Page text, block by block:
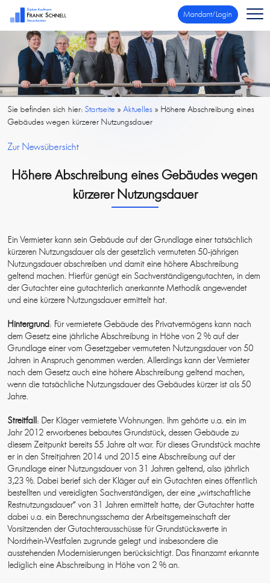
Mandant/Login
Sie befinden sich hier:Startseite »Aktuelles »Höhere Abschreibung eines
Gebäudes wegen kürzerer Nutzungsdauer
Zur Newsübersicht
Höhere Abschreibung eines Gebäudes wegen
kürzerer Nutzungsdauer
Ein Vermieter kann sein Gebäude auf der Grundlage einer tatsächlich
kürzeren Nutzungsdauer als der gesetzlich vermuteten 50-jährigen
Nutzungsdauer abschreiben und damit eine höhere Abschreibung
geltend machen. Hierfür genügt ein Sachverständigengutachten, in dem
der Gutachter eine gutachterlich anerkannte Methodik angewendet
und eine kürzere Nutzungsdauer ermittelt hat.
Hintergrund: Für vermietete Gebäude des Privatvermögens kann nach
dem Gesetz eine jährliche Abschreibung in Höhe von 2 % auf der
Grundlage einer vom Gesetzgeber vermuteten Nutzungsdauer von 50
Jahren in Anspruch genommen werden. Allerdings kann der Vermieter
nach dem Gesetz auch eine höhere Abschreibung geltend machen,
wenn die tatsächliche Nutzungsdauer des Gebäudes kürzer ist als 50
Jahre.
Streitfall : Der Kläger vermietete Wohnungen. Ihm gehörte u.a. ein im
Jahr 2012 erworbenes bebautes Grundstück, dessen Gebäude zu
diesem Zeitpunkt bereits 55 Jahre alt war. Für dieses Grundstück machte
er in den Streitjahren 2014 und 2015 eine Abschreibung auf der
Grundlage einer Nutzungsdauer von 31 Jahren geltend, also jährlich
3,23 %. Dabei berief sich der Kläger auf ein Gutachten eines öffentlich
bestellten und vereidigten Sachverständigen, der eine „wirtschaftliche
Restnutzungsdauer“ von 31 Jahren ermittelt hatte; der Gutachter hatte
dabei u.a. ein Berechnungsschema der Arbeitsgemeinschaft der
Vorsitzenden der Gutachterausschüsse für Grundstückswerte in
Nordrhein-Westfalen zugrunde gelegt und insbesondere die
ausstehenden Modernisierungen berücksichtigt. Das Finanzamt erkannte
lediglich eine Abschreibung in Höhe von 2 % an.